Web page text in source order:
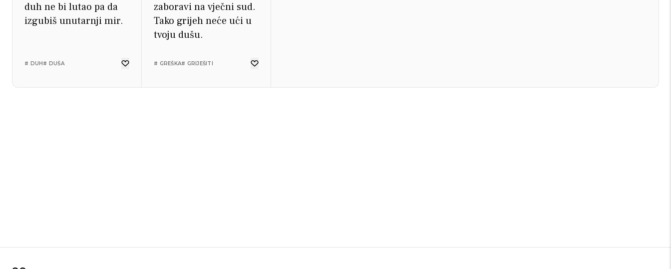
duh ne bi lutao pa da
izgubiš unutarnji mir.
# DUH# DUŠA
zaboravi na vječni sud.
Tako grijeh neće ući u
tvoju dušu.
# GREŠKA# GRIJEŠITI